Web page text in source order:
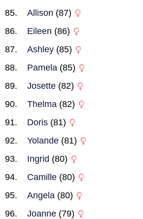
Allison (87)
Eileen (86)
Ashley (85)
Pamela (85)
Josette (82)
Thelma (82)
Doris (81)
Yolande (81)
Ingrid (80)
Camille (80)
Angela (80)
Joanne (79)